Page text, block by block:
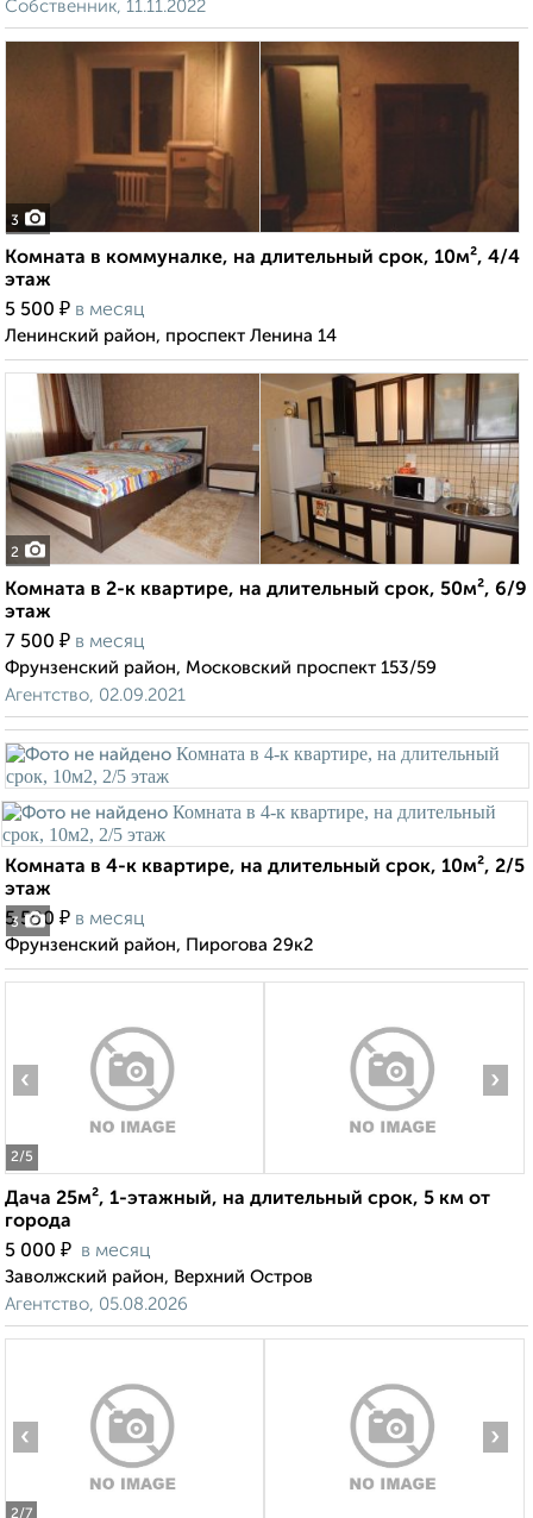
Собственник, 11.11.2022
3
Комната в коммуналке, на длительный срок, 10м², 4/4
этаж
5 500 ₽ в месяц
Ленинский район, проспект Ленина 14
2
Комната в 2-к квартире, на длительный срок, 50м², 6/9
этаж
7 500 ₽ в месяц
Фрунзенский район, Московский проспект 153/59
Агентство, 02.09.2021
3
Комната в 4-к квартире, на длительный срок, 10м², 2/5
этаж
5 500 ₽ в месяц
Фрунзенский район, Пирогова 29к2
2/5
‹ ›
Дача 25м², 1-этажный, на длительный срок, 5 км от
города
5 000 ₽ в месяц
Заволжский район, Верхний Остров
Агентство, 05.08.2026
2/7
‹ ›